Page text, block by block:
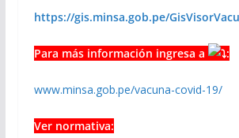
https://gis.minsa.gob.pe/
Para más información ingresa a :
www.minsa.gob.pe/vacuna-covid-19/
Ver normativa: